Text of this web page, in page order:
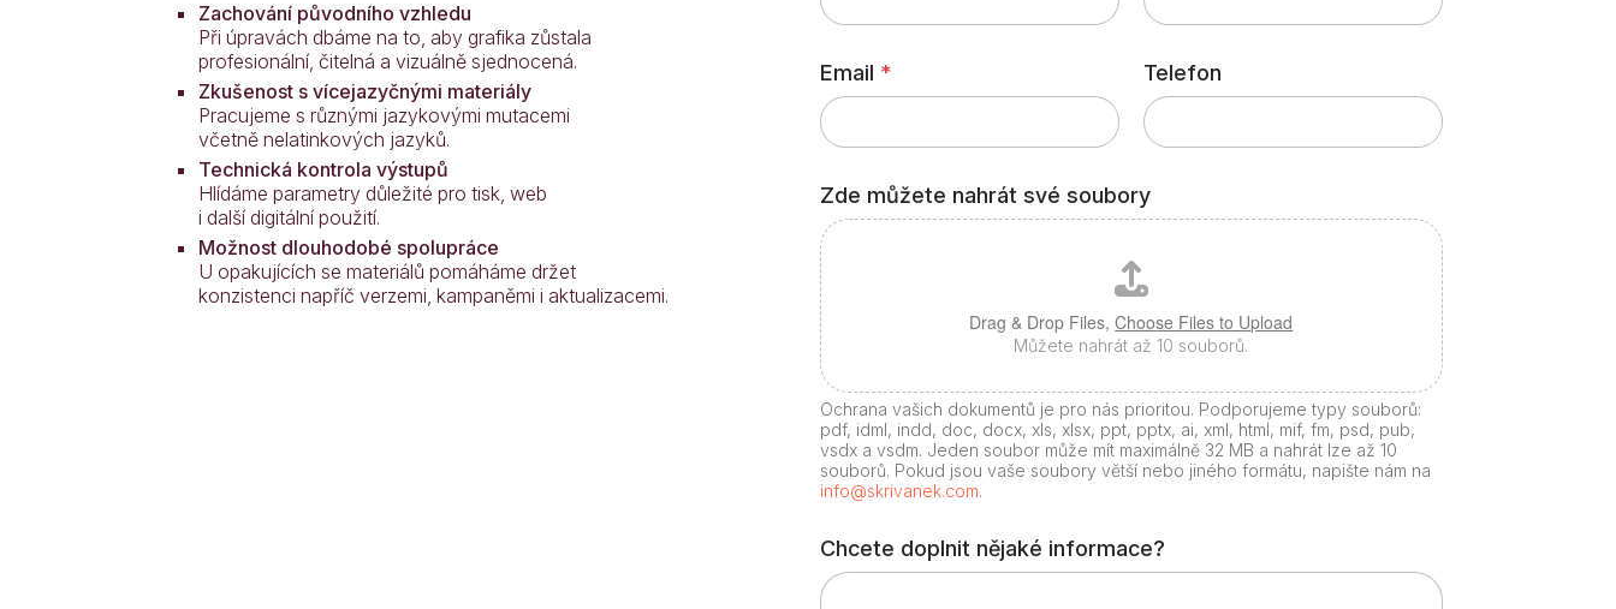
Zachování původního vzhledu
Při úpravách dbáme na to, aby grafika zůstala
profesionální, čitelná a vizuálně sjednocená.
Zkušenost s vícejazyčnými materiály
Pracujeme s různými jazykovými mutacemi
včetně nelatinkových jazyků.
Technická kontrola výstupů
Hlídáme parametry důležité pro tisk, web
i další digitální použití.
Možnost dlouhodobé spolupráce
U opakujících se materiálů pomáháme držet
konzistenci napříč verzemi, kampaněmi i aktualizacemi.
Email * Telefon
Zde můžete nahrát své soubory
Drag & Drop Files,Choose Files to Upload
Můžete nahrát až 10 souborů.
Ochrana vašich dokumentů je pro nás prioritou. Podporujeme typy souborů:
pdf, idml, indd, doc, docx, xls, xlsx, ppt, pptx, ai, xml, html, mif, fm, psd, pub,
vsdx a vsdm. Jeden soubor může mít maximálně 32 MB a nahrát lze až 10
souborů. Pokud jsou vaše soubory větší nebo jiného formátu, napište nám na
info@skrivanek.com.
Chcete doplnit nějaké informace?